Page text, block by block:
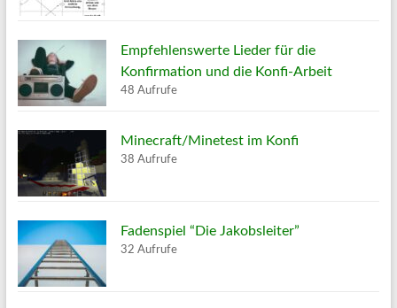
Empfehlenswerte Lieder für die
Konfirmation und die Konfi-Arbeit
48 Aufrufe
Minecraft/Minetest im Konfi
38 Aufrufe
Fadenspiel “Die Jakobsleiter”
32 Aufrufe